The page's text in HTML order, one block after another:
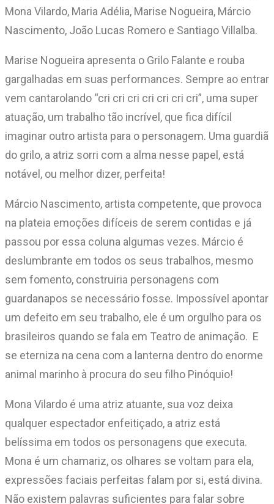
Mona Vilardo, Maria Adélia, Marise Nogueira, Márcio
Nascimento, João Lucas Romero e Santiago Villalba.
Marise Nogueira apresenta o Grilo Falante e rouba
gargalhadas em suas performances. Sempre ao entrar
vem cantarolando “cri cri cri cri cri cri cri”, uma super
atuação, um trabalho tão incrível, que fica difícil
imaginar outro artista para o personagem. Uma guardiã
do grilo, a atriz sorri com a alma nesse papel, está
notável, ou melhor dizer, perfeita!
Márcio Nascimento, artista competente, que provoca
na plateia emoções difíceis de serem contidas e já
passou por essa coluna algumas vezes. Márcio é
deslumbrante em todos os seus trabalhos, mesmo
sem fomento, construiria personagens com
guardanapos se necessário fosse. Impossível apontar
um defeito em seu trabalho, ele é um orgulho para os
brasileiros quando se fala em Teatro de animação. E
se eterniza na cena com a lanterna dentro do enorme
animal marinho à procura do seu filho Pinóquio!
Mona Vilardo é uma atriz atuante, sua voz deixa
qualquer espectador enfeitiçado, a atriz está
belíssima em todos os personagens que executa.
Mona é um chamariz, os olhares se voltam para ela,
expressões faciais perfeitas falam por si, está divina.
Não existem palavras suficientes para falar sobre